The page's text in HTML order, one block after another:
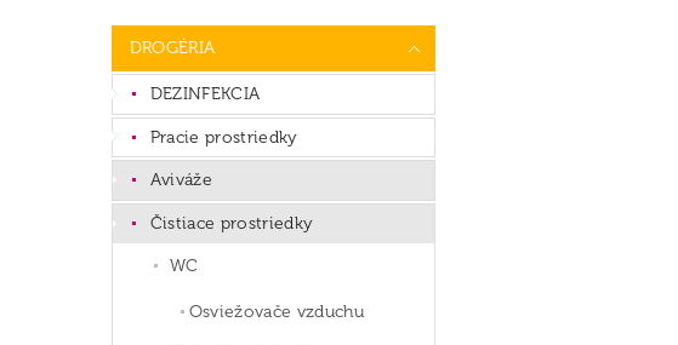
DROGÉRIA
DEZINFEKCIA
Pracie prostriedky
Aviváže
Čistiace prostriedky
WC
Osviežovače vzduchu